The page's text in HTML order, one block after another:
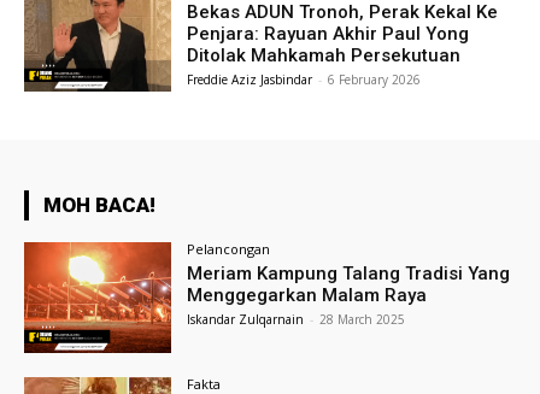
Bekas ADUN Tronoh, Perak Kekal Ke
Penjara: Rayuan Akhir Paul Yong
Ditolak Mahkamah Persekutuan
Freddie Aziz Jasbindar - 6 February 2026
MOH BACA!
Pelancongan
Meriam Kampung Talang Tradisi Yang
Menggegarkan Malam Raya
Iskandar Zulqarnain - 28 March 2025
Fakta